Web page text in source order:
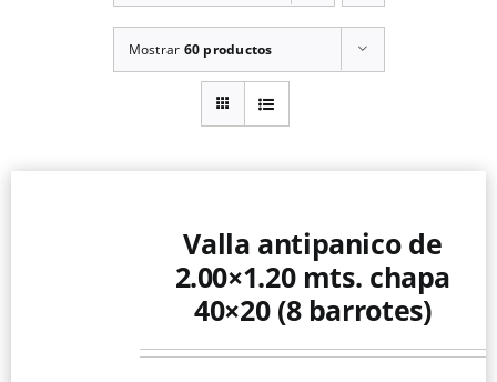
Mostrar 60 productos
Valla antipanico de
2.00×1.20 mts. chapa
40×20 (8 barrotes)